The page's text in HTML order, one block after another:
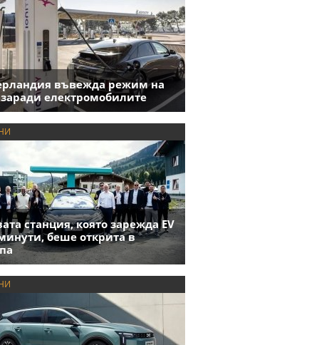
въвежда режим на
заради електромобилите
станция, която зарежда EV
беше открита в